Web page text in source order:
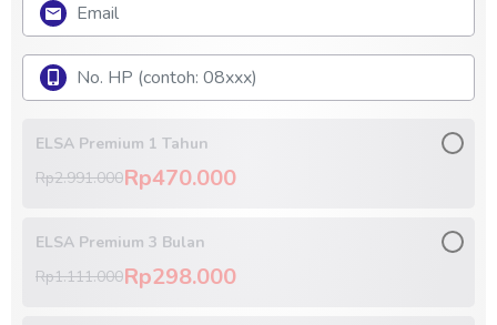
ELSA Premium 1 Tahun
Rp2.991.000Rp470.000
ELSA Premium 3 Bulan
Rp1.111.000Rp298.000